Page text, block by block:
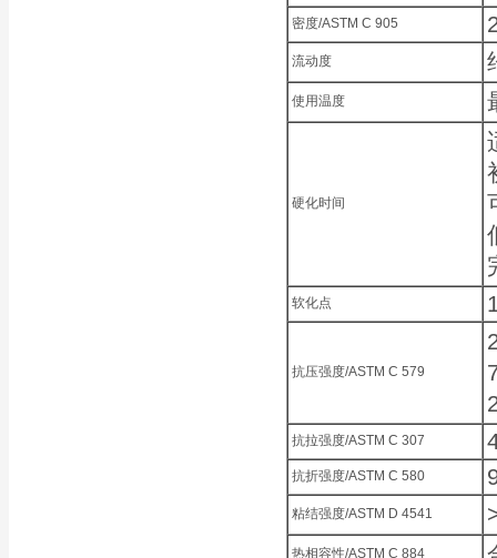
密度/ASTM C 905
流动度
使用温度
硬化时间
软化点
抗压强度/ASTM C 579
抗拉强度/ASTM C 307
抗折强度/ASTM C 580
粘结强度/ASTM D 4541
热相容性/ASTM C 884